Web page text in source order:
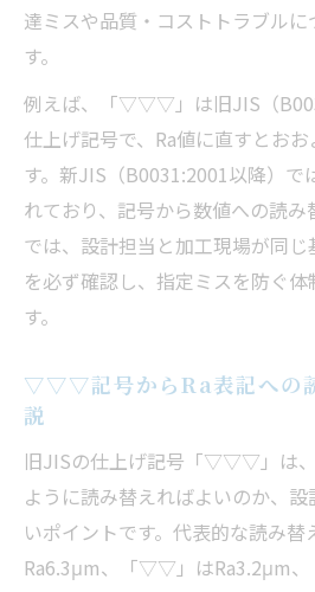
達ミスや品質・コストトラブル
す。
例えば、「▽▽▽」は旧JIS（
仕上げ記号で、Ra値に直すとお
す。新JIS（B0031:2001以降）で
れており、記号から数値への読み
では、設計担当と加工現場が同
を必ず確認し、指定ミスを防ぐ
す。
▽▽▽記号からRa表記への
説
旧JISの仕上げ記号「▽▽▽」は、
ように読み替えればよいのか、
いポイントです。代表的な読み
Ra6.3μm、「▽▽」はRa3.2μm